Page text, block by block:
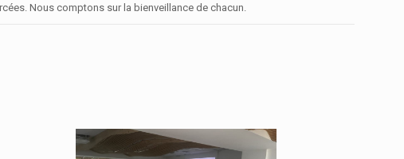
Nous comptons sur la bienveillance de chacun.